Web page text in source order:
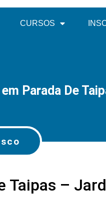
CURSOS
Parada De
Taipas –